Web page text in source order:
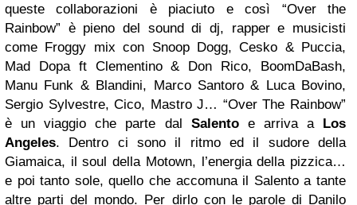
queste collaborazioni è piaciuto e così “Over the
Rainbow” è pieno del sound di dj, rapper e musicisti
come Froggy mix con Snoop Dogg, Cesko & Puccia,
Mad Dopa ft Clementino & Don Rico, BoomDaBash,
Manu Funk & Blandini, Marco Santoro & Luca Bovino,
Sergio Sylvestre, Cico, Mastro J… “Over The Rainbow”
è un viaggio che parte dal Salentoe arriva a Los
Angeles. Dentro ci sono il ritmo ed il sudore della
Giamaica, il soul della Motown, l’energia della pizzica…
e poi tanto sole, quello che accomuna il Salento a tante
altre parti del mondo. Per dirlo con le parole di Danilo